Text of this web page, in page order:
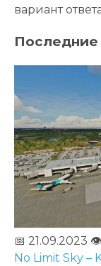
вариант
Последние
📅 21.09.2023 👁️
No Limit Sky –